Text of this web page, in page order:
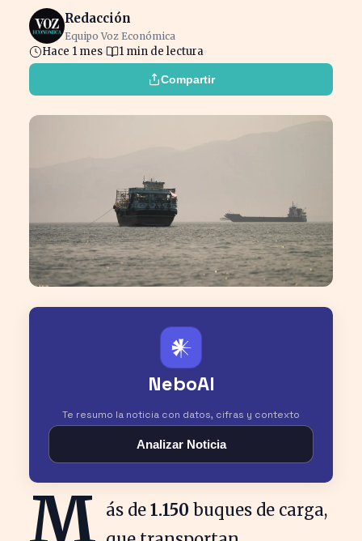
Redacción
Equipo Voz Económica
Hace 1 mes 1 min de lectura
Compartir
𒀭
NeboAI
Te resumo la noticia con datos, cifras y contexto
Analizar Noticia
M ás de 1.150 buques de carga,